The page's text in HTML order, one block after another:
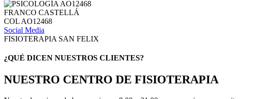
FRANCO CASTELLÁ
COL AO12468
Social Media
FISIOTERAPIA SAN FELIX
¿QUÉ DICEN NUESTROS CLIENTES?
NUESTRO CENTRO DE FISIOTERAPIA